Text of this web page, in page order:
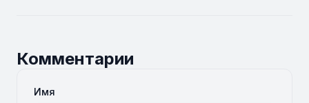
Комментарии
Имя